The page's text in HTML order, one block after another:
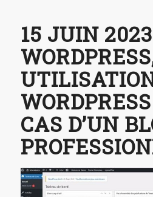
15 JUIN
CAS D’UN